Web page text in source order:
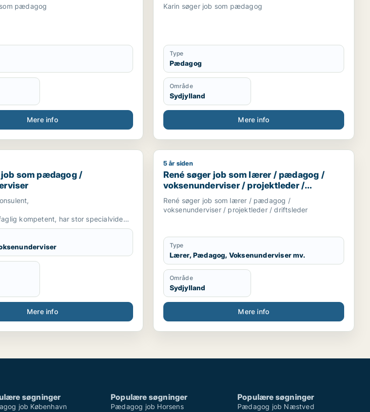
pædagog
Mere info
Karin søger job som pædagog
Type
Pædagog
Område
Sydjylland
Mere info
som pædagog / voksenunderviser
som pædagog /
kompetent, har stor specialviden
Mere info
René søger job som lærer / pædagog /
5 år siden
René søger job som lærer / pædagog /
voksenunderviser / projektleder /
driftsleder
René søger job som lærer / pædagog /
voksenunderviser / projektleder / driftsleder
Type
Lærer, Pædagog, Voksenunderviser mv.
Område
Sydjylland
Mere info
søgninger
job København
Populære søgninger
Pædagog job Horsens
Populære søgninger
Pædagog job Næstved